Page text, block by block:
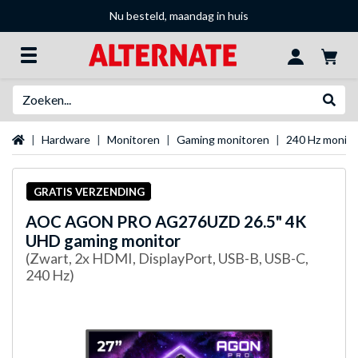
Nu besteld, maandag in huis
Startpagina
Hardware Monitoren Gaming monitoren 240 Hz
GRATIS VERZENDING
AOCAGON PRO AG276UZD 26.5" 4K
UHD gaming monitor
(Zwart, 2x HDMI, DisplayPort, USB-B, USB-C,
240 Hz)